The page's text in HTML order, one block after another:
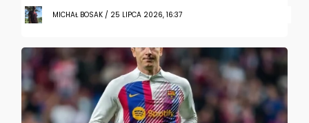
MICHAŁ BOSAK / 25 LIPCA 2026, 16:37